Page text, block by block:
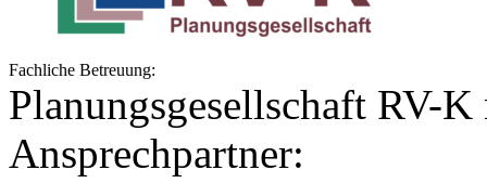
Fachliche Betreuung:
Planungsgesellschaft RV-
Ansprechpartner: